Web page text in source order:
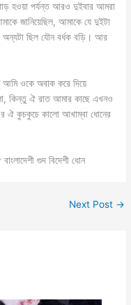
হওয়া পর্যন্ত আরও দুইবার আমরা
জানিয়েছিল, আমাকে যে দুইটা
অন্যটা ছিল যৌন বর্ধক বড়ি। আর
ওকে অবাক করে দিয়ে
কিন্তু ঐ রাত আমার কাছে এখনও
ঐ কুচকুচে কালো আখাম্বা ধোনের
গুদ বিদেশী ধোন
Next Post →